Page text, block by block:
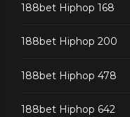
188bet Hiphop 168
188bet Hiphop 200
188bet Hiphop 478
188bet Hiphop 642